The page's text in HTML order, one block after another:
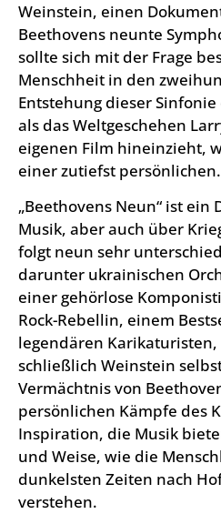
Weinstein, einen
Beethovens neunte
sollte sich mit der Frage
Menschheit in den
Entstehung dieser
als das Weltgeschehen
eigenen Film hineinzieht,
einer zutiefst persönlichen.
„Beethovens Neun“ ist
Musik, aber auch über
folgt neun sehr
darunter ukrainischen
einer gehörlose
Rock-Rebellin, einem
legendären
schließlich Weinstein
Vermächtnis von
persönlichen Kämpfe des
Inspiration, die Musik
und Weise, wie die
dunkelsten Zeiten nach
verstehen.